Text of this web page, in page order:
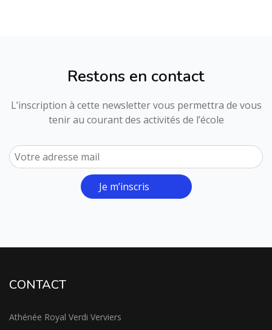
Restons en contact
L’inscription à cette newsletter vous permettra de vous
tenir au courant des activités de l’école
Je m’inscris
CONTACT
Athénée Royal Verdi Verviers